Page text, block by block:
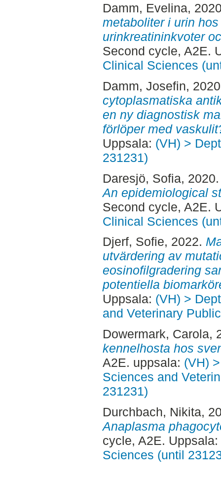
Damm, Evelina,
metaboliter i urin
urinkreatininkvoter
Second cycle, A2E.
Clinical Sciences
Damm, Josefin,
cytoplasmatiska
en ny diagnostisk
förlöper med
Uppsala: (VH) >
231231)
Daresjö, Sofia,
An epidemiological
Second cycle, A2E.
Clinical Sciences
Djerf, Sofie, 2022.
utvärdering av
eosinofilgradering
potentiella
Uppsala: (VH) >
and Veterinary
Dowermark, Carola,
kennelhosta hos
A2E. uppsala: (VH)
Sciences and
231231)
Durchbach, Nikita,
Anaplasma
cycle, A2E. Uppsala:
Sciences (until